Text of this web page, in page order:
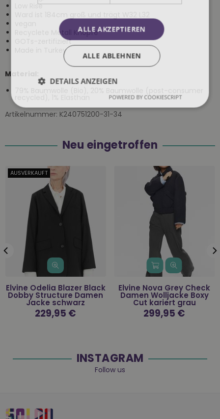
Low Rise
Recyclete Metall Knöpfe
GOTs-zertifiziert
Made in Turkey
Material:
Artikelnummer: K240751200-31-34
Neu eingetroffen
AUSVERKAUFT
Elvine Odelia Blazer Black
Dobby Structure Damen
Jacke schwarz
Normaler
Preis
229,95 €
Elvine Nova Grey Check
Damen Wolljacke Boxy
Cut kariert grau
Normaler
Preis
299,95 €
INSTAGRAM
Follow us
ALLE AKZEPTIEREN
ALLE ABLEHNEN
DETAILS ANZEIGEN
POWERED BY COOKIESCRIPT